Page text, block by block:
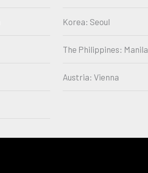
Korea: Seoul
The Philippines: Manila
Austria: Vienna